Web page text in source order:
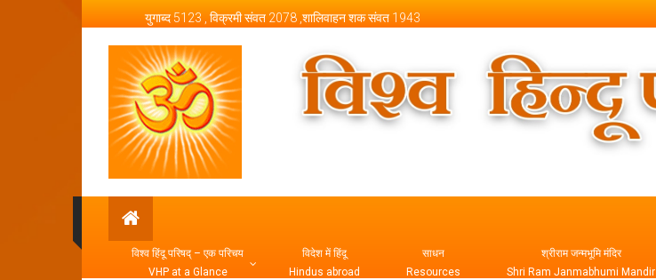
युगाब्द 5123 , विक्रमी संवत 2078 ,शालिवाहन शक संवत 1943
Vishva Hindu Parishad – Official Website
विश्व हिंदू परिषद् – एक परिचय
VHP at a Glance
विदेश में हिंदू
Hindus abroad
साधन
Resources
श्रीराम जन्मभूमि मंदिर
Shri Ram Janmabhumi Mandir